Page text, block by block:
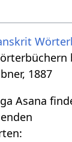
1887
Asana